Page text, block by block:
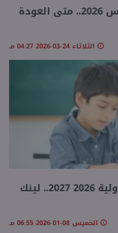
إجازة وزارة التربية والتعليم مارس 2026.. متى العودة
الثلاثاء 24-03-2026 04:27 مـ
رابط التقديم على المدارس الدولية 2026 2027.. لينك
الخميس 08-01-2026 06:55 مـ